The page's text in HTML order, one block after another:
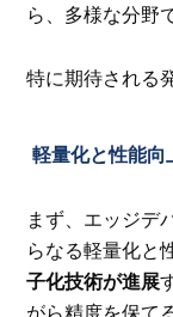
ら、多様な分野
特に期待される
軽量化と性能向
まず、エッジデ
らなる軽量化と
子化技術が進展